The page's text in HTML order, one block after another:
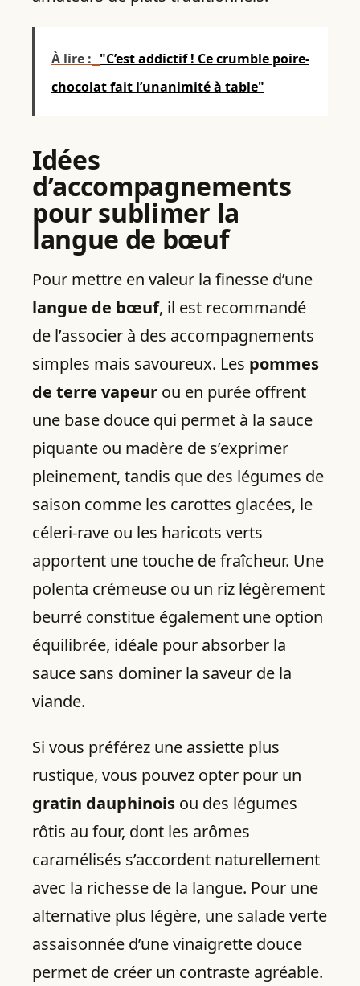
À lire : "C’est addictif ! Ce crumble poire-
chocolat fait l’unanimité à table"
Idées
d’accompagnements
pour sublimer la
langue de bœuf
Pour mettre en valeur la finesse d’une
langue de bœuf, il est recommandé
de l’associer à des accompagnements
simples mais savoureux. Les pommes
de terre vapeur ou en purée offrent
une base douce qui permet à la sauce
piquante ou madère de s’exprimer
pleinement, tandis que des légumes de
saison comme les carottes glacées, le
céleri-rave ou les haricots verts
apportent une touche de fraîcheur. Une
polenta crémeuse ou un riz légèrement
beurré constitue également une option
équilibrée, idéale pour absorber la
sauce sans dominer la saveur de la
viande.
Si vous préférez une assiette plus
rustique, vous pouvez opter pour un
gratin dauphinois ou des légumes
rôtis au four, dont les arômes
caramélisés s’accordent naturellement
avec la richesse de la langue. Pour une
alternative plus légère, une salade verte
assaisonnée d’une vinaigrette douce
permet de créer un contraste agréable.